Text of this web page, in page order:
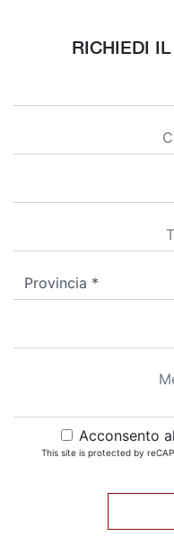
RICHIEDI
Acconsento
This site is protected by